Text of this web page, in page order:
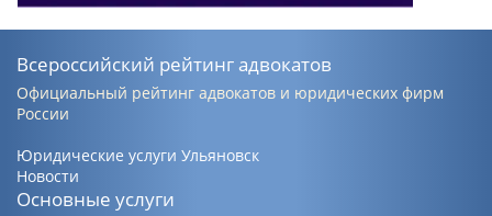
Всероссийский рейтинг адвокатов
Официальный рейтинг адвокатов и юридических фирм
России
Юридические услуги Ульяновск
Новости
Основные услуги